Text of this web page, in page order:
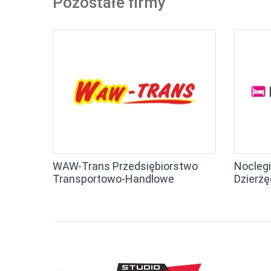
WAW-Trans Przedsiębiorstwo
Transportowo-Handlowe